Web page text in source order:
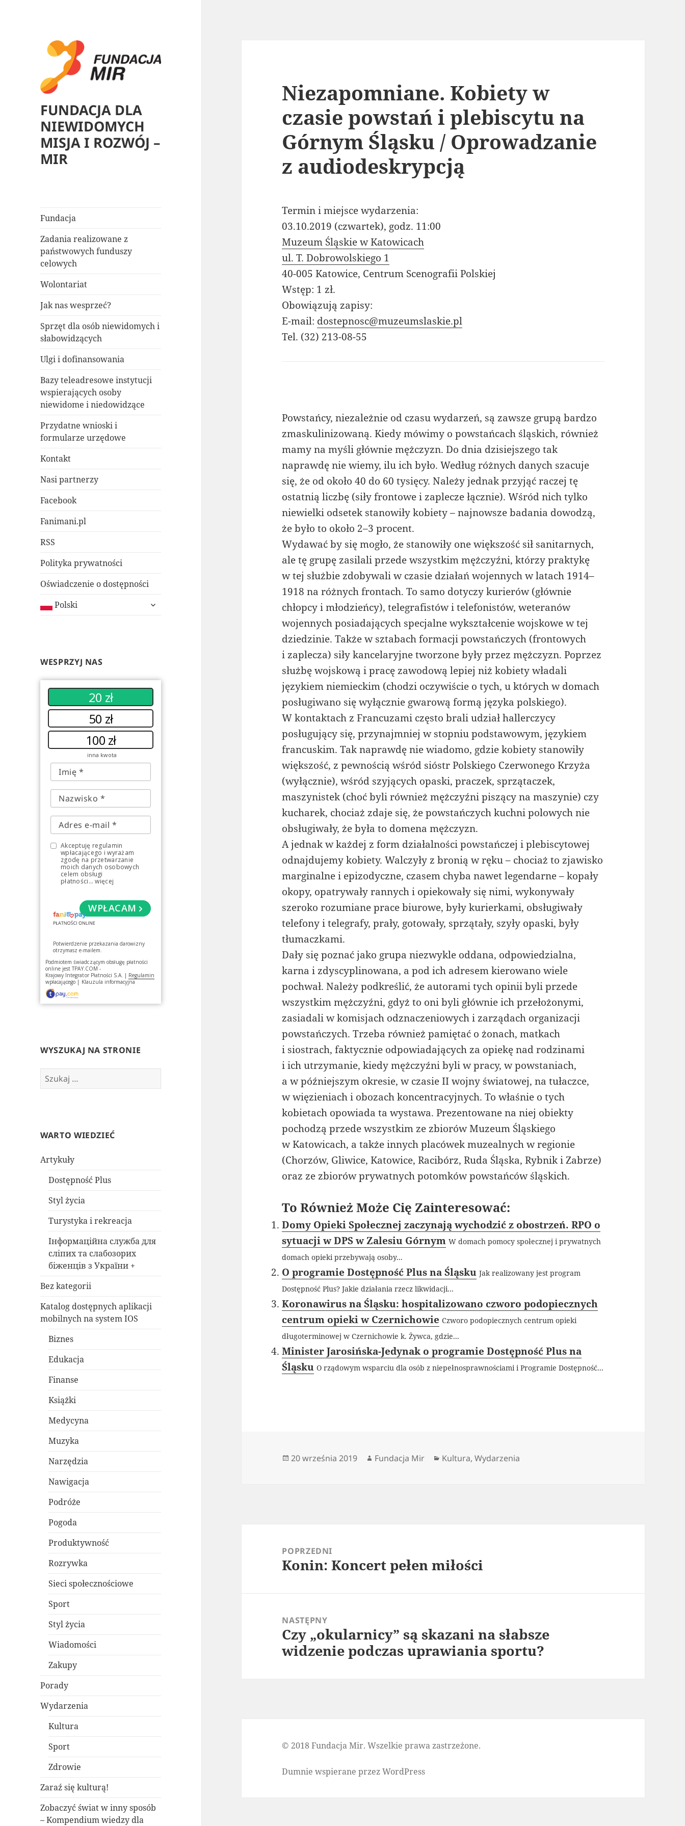
FUNDACJA DLA
NIEWIDOMYCH
MISJA I ROZWÓJ –
MIR
Fundacja
Zadania realizowane z
państwowych funduszy
celowych
Wolontariat
Jak nas wesprzeć?
Sprzęt dla osób niewidomych i
słabowidzących
Ulgi i dofinansowania
Bazy teleadresowe instytucji
wspierających osoby
niewidome i niedowidzące
Przydatne wnioski i
formularze urzędowe
Kontakt
Nasi partnerzy
Facebook
Fanimani.pl
RSS
Polityka prywatności
Oświadczenie o dostępności
Polski
rozwiń
WESPRZYJ NAS
20 zł
50 zł
100 zł
inna kwota
Akceptuję regulamin
wpłacającego i wyrażam
zgodę na przetwarzanie
moich danych osobowych
celem obsługi
płatności... więcej
WPŁACAM
Potwierdzenie przekazania darowizny
otrzymasz e-mailem.
Podmiotem świadczącym obsługę płatności
online jestTPAY.COM -
Krajowy Integrator Płatności S.A. | Regulamin
wpłacającego | Klauzula informacyjna
WYSZUKAJ NA STRONIE
Szukaj:
WARTO WIEDZIEĆ
Artykuły
Dostępność Plus
Styl życia
Turystyka i rekreacja
Інформаційна служба для
сліпих та слабозорих
біженців з України +
Bez kategorii
Katalog dostępnych aplikacji
mobilnych na system IOS
Biznes
Edukacja
Finanse
Książki
Medycyna
Muzyka
Narzędzia
Nawigacja
Podróże
Pogoda
Produktywność
Rozrywka
Sieci społecznościowe
Sport
Styl życia
Wiadomości
Zakupy
Porady
Wydarzenia
Kultura
Sport
Zdrowie
Zaraź się kulturą!
Zobaczyć świat w inny sposób
– Kompendium wiedzy dla
Niezapomniane. Kobiety w
czasie powstań i plebiscytu na
Górnym Śląsku / Oprowadzanie
z audiodeskrypcją
Termin i miejsce wydarzenia:
03.10.2019 (czwartek), godz. 11:00
Muzeum Śląskie w Katowicach
ul. T. Dobrowolskiego 1
40-005 Katowice, Centrum Scenografii Polskiej
Wstęp: 1 zł.
Obowiązują zapisy:
E-mail: dostepnosc@muzeumslaskie.pl
Tel. (32) 213-08-55
Powstańcy, niezależnie od czasu wydarzeń, są zawsze grupą bardzo
zmaskulinizowaną. Kiedy mówimy o powstańcach śląskich, również
mamy na myśli głównie mężczyzn. Do dnia dzisiejszego tak
naprawdę nie wiemy, ilu ich było. Według różnych danych szacuje
się, że od około 40 do 60 tysięcy. Należy jednak przyjąć raczej tę
ostatnią liczbę (siły frontowe i zaplecze łącznie). Wśród nich tylko
niewielki odsetek stanowiły kobiety – najnowsze badania dowodzą,
że było to około 2–3 procent.
Wydawać by się mogło, że stanowiły one większość sił sanitarnych,
ale tę grupę zasilali przede wszystkim mężczyźni, którzy praktykę
w tej służbie zdobywali w czasie działań wojennych w latach 1914–
1918 na różnych frontach. To samo dotyczy kurierów (głównie
chłopcy i młodzieńcy), telegrafistów i telefonistów, weteranów
wojennych posiadających specjalne wykształcenie wojskowe w tej
dziedzinie. Także w sztabach formacji powstańczych (frontowych
i zaplecza) siły kancelaryjne tworzone były przez mężczyzn. Poprzez
służbę wojskową i pracę zawodową lepiej niż kobiety władali
językiem niemieckim (chodzi oczywiście o tych, u których w domach
posługiwano się wyłącznie gwarową formą języka polskiego).
W kontaktach z Francuzami często brali udział hallerczycy
posługujący się, przynajmniej w stopniu podstawowym, językiem
francuskim. Tak naprawdę nie wiadomo, gdzie kobiety stanowiły
większość, z pewnością wśród sióstr Polskiego Czerwonego Krzyża
(wyłącznie), wśród szyjących opaski, praczek, sprzątaczek,
maszynistek (choć byli również mężczyźni piszący na maszynie) czy
kucharek, chociaż zdaje się, że powstańczych kuchni polowych nie
obsługiwały, że była to domena mężczyzn.
A jednak w każdej z form działalności powstańczej i plebiscytowej
odnajdujemy kobiety. Walczyły z bronią w ręku – chociaż to zjawisko
marginalne i epizodyczne, czasem chyba nawet legendarne – kopały
okopy, opatrywały rannych i opiekowały się nimi, wykonywały
szeroko rozumiane prace biurowe, były kurierkami, obsługiwały
telefony i telegrafy, prały, gotowały, sprzątały, szyły opaski, były
tłumaczkami.
Dały się poznać jako grupa niezwykle oddana, odpowiedzialna,
karna i zdyscyplinowana, a pod ich adresem kierowano wiele
pochwał. Należy podkreślić, że autorami tych opinii byli przede
wszystkim mężczyźni, gdyż to oni byli głównie ich przełożonymi,
zasiadali w komisjach odznaczeniowych i zarządach organizacji
powstańczych. Trzeba również pamiętać o żonach, matkach
i siostrach, faktycznie odpowiadających za opiekę nad rodzinami
i ich utrzymanie, kiedy mężczyźni byli w pracy, w powstaniach,
a w późniejszym okresie, w czasie II wojny światowej, na tułaczce,
w więzieniach i obozach koncentracyjnych. To właśnie o tych
kobietach opowiada ta wystawa. Prezentowane na niej obiekty
pochodzą przede wszystkim ze zbiorów Muzeum Śląskiego
w Katowicach, a także innych placówek muzealnych w regionie
(Chorzów, Gliwice, Katowice, Racibórz, Ruda Śląska, Rybnik i Zabrze)
oraz ze zbiorów prywatnych potomków powstańców śląskich.
To Również Może Cię Zainteresować:
Domy Opieki Społecznej zaczynają wychodzić z obostrzeń. RPO o
sytuacji w DPS w Zalesiu Górnym W domach pomocy społecznej i prywatnych
domach opieki przebywają osoby...
O programie Dostępność Plus na Śląsku Jak realizowany jest program
Dostępność Plus? Jakie działania rzecz likwidacji...
Koronawirus na Śląsku: hospitalizowano czworo podopiecznych
centrum opieki w Czernichowie Czworo podopiecznych centrum opieki
długoterminowej w Czernichowie k. Żywca, gdzie...
Minister Jarosińska-Jedynak o programie Dostępność Plus na
Śląsku O rządowym wsparciu dla osób z niepełnosprawnościami i Programie Dostępność...
Data
20 września 2019 Autor
Fundacja Mir Kategorie
Kultura,Wydarzenia
POPRZEDNI
Poprzedni
Konin: Koncert pełen miłości
NASTĘPNY
Następny
wpis:
Czy „okularnicy” są skazani na słabsze
widzenie podczas uprawiania sportu?
© 2018 Fundacja Mir. Wszelkie prawa zastrzeżone.
Dumnie wspierane przez WordPress